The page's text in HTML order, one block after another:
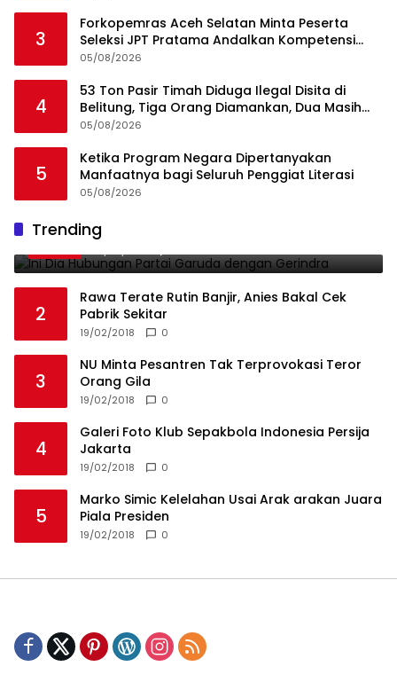
3
Forkopemras Aceh Selatan Minta Peserta
Seleksi JPT Pratama Andalkan Kompetensi
dan Integritas, Bukan Kedekatan
05/08/2026
4
53 Ton Pasir Timah Diduga Ilegal Disita di
Belitung, Tiga Orang Diamankan, Dua Masih
Diburu
05/08/2026
5
Ketika Program Negara Dipertanyakan
Manfaatnya bagi Seluruh Penggiat Literasi
05/08/2026
Trending
1
Gerindra
19/02/2018 0
2
Rawa Terate Rutin Banjir, Anies Bakal Cek
Pabrik Sekitar
19/02/2018 0
3
NU Minta Pesantren Tak Terprovokasi Teror
Orang Gila
19/02/2018 0
4
Galeri Foto Klub Sepakbola Indonesia Persija
Jakarta
19/02/2018 0
5
Marko Simic Kelelahan Usai Arak arakan Juara
Piala Presiden
19/02/2018 0